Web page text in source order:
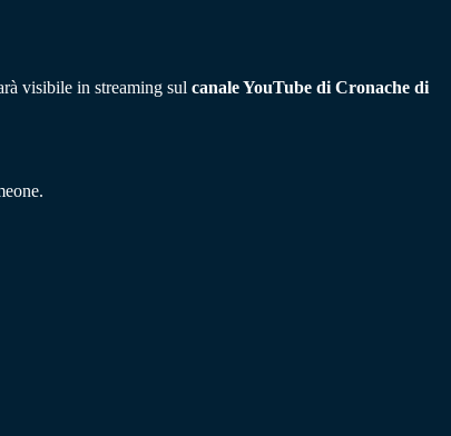
visibile in streaming sul canale YouTube di Cronache di